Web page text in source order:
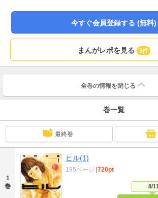
今すぐ会員登録する (無料)
まんがレポを見る 3件
全巻の情報を 閉じる
巻一覧
最終巻
1
巻
ヒル(1)
8/
195ページ |720pt